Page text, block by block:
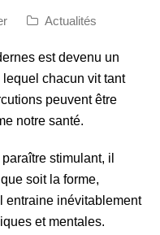
Actualités
est devenu un
chacun vit tant
peuvent être
notre santé.
stimulant, il
soit la forme,
entraine inévitablement
et mentales.